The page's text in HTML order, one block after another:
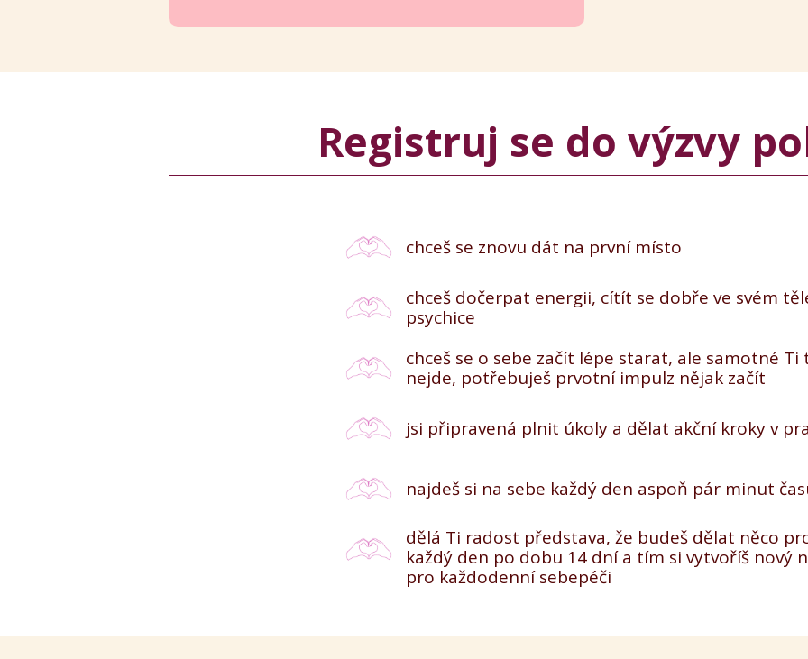
Registruj se do výzvy
chceš se znovu dát na první místo
chceš dočerpat energii, cítít se dobře ve svém
psychice
chceš se o sebe začít lépe starat, ale samotné Ti
nejde, potřebuješ prvotní impulz nějak začít
jsi připravená plnit úkoly a dělat akční kroky v
najdeš si na sebe každý den aspoň pár minut
dělá Ti radost představa, že budeš dělat něco
každý den po dobu 14 dní a tím si vytvoříš nový
pro každodenní sebepéči